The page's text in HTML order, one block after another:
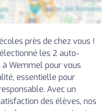
près de chez vous !
les 2 auto-
Wemmel pour vous
essentielle pour
Avec un
des élèves, nos